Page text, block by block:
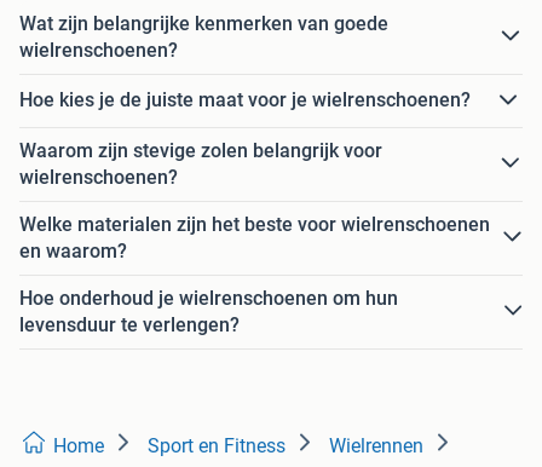
Wat zijn belangrijke kenmerken van goede
wielrenschoenen?
Hoe kies je de juiste maat voor je wielrenschoenen?
Waarom zijn stevige zolen belangrijk voor
wielrenschoenen?
Welke materialen zijn het beste voor wielrenschoenen
en waarom?
Hoe onderhoud je wielrenschoenen om hun
levensduur te verlengen?
Home Sport en Fitness Wielrennen